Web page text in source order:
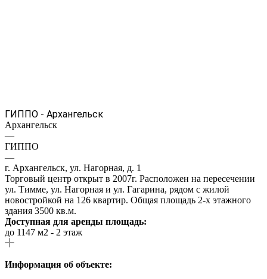
ГИППО - Архангельск
Архангельск
—
ГИППО
—
г. Архангельск, ул. Нагорная, д. 1
Торговый центр открыт в 2007г. Расположен на пересечении
ул. Тимме, ул. Нагорная и ул. Гагарина, рядом с жилой
новостройкой на 126 квартир. Общая площадь 2-х этажного
здания 3500 кв.м.
Доступная для аренды площадь:
до 1147 м2 - 2 этаж
Информация об объекте: